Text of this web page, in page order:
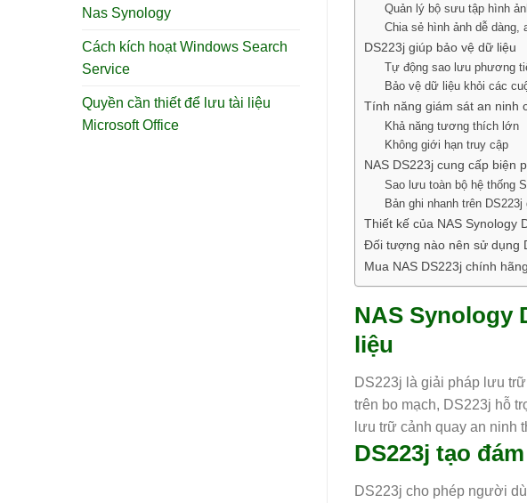
Nas Synology
Cách kích hoạt Windows Search
Service
Quyền cần thiết để lưu tài liệu
Microsoft Office
Quản lý bộ sưu tập hình
Chia sẻ hình ảnh dễ dàng,
DS223j giúp bảo vệ dữ liệu
Tự động sao lưu phương
Bảo vệ dữ liệu khỏi các
Tính năng giám sát an ninh
Khả năng tương thích lớn
Không giới hạn truy cập
NAS DS223j cung cấp biện
Sao lưu toàn bộ hệ thống
Bản ghi nhanh trên
Thiết kế của NAS Synology
Đối tượng nào nên sử dụng
Mua NAS DS223j chính
NAS Synology
liệu
DS223j là giải pháp lưu
trên bo mạch, DS223j hỗ
lưu trữ cảnh quay an ninh
DS223j tạo
DS223j cho phép người